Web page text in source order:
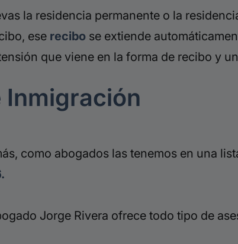
la residencia permanente o la
ese recibo se extiende
que viene en la forma de recibo y
como abogados las tenemos en una
Jorge Rivera ofrece todo tipo de